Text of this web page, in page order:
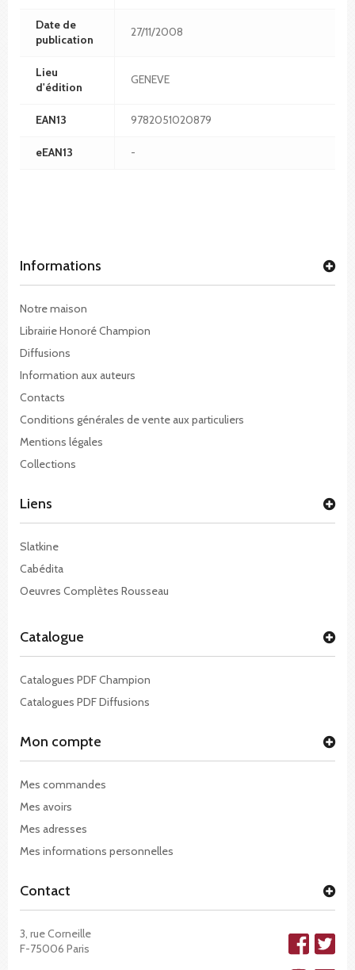
Date de
publication
27/11/2008
Lieu
d'édition
GENEVE
EAN13 9782051020879
eEAN13 -
Informations
Notre maison
Librairie Honoré Champion
Diffusions
Information aux auteurs
Contacts
Conditions générales de vente aux particuliers
Mentions légales
Collections
Liens
Slatkine
Cabédita
Oeuvres Complètes Rousseau
Catalogue
Catalogues PDF Champion
Catalogues PDF Diffusions
Mon compte
Mes commandes
Mes avoirs
Mes adresses
Mes informations personnelles
Contact
3, rue Corneille
F-75006 Paris